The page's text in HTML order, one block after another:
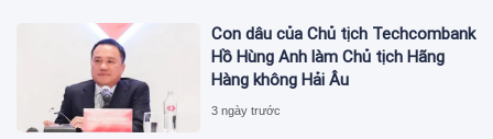
Con dâu của Chủ tịch Techcombank
Hồ Hùng Anh làm Chủ tịch Hãng
Hàng không Hải Âu
3 ngày trước